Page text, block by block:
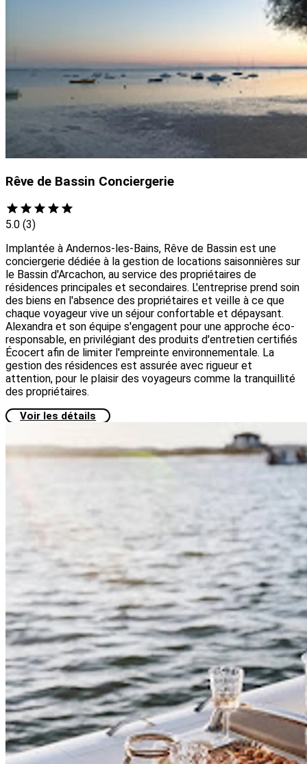
Rêve de Bassin Conciergerie
5.0 (3)
Implantée à Andernos-les-Bains, Rêve de Bassin est une
conciergerie dédiée à la gestion de locations saisonnières sur
le Bassin d'Arcachon, au service des propriétaires de
résidences principales et secondaires. L'entreprise prend soin
des biens en l'absence des propriétaires et veille à ce que
chaque voyageur vive un séjour confortable et dépaysant.
Alexandra et son équipe s'engagent pour une approche éco-
responsable, en privilégiant des produits d'entretien certifiés
Écocert afin de limiter l'empreinte environnementale. La
gestion des résidences est assurée avec rigueur et
attention, pour le plaisir des voyageurs comme la tranquillité
des propriétaires.
Voir les détails